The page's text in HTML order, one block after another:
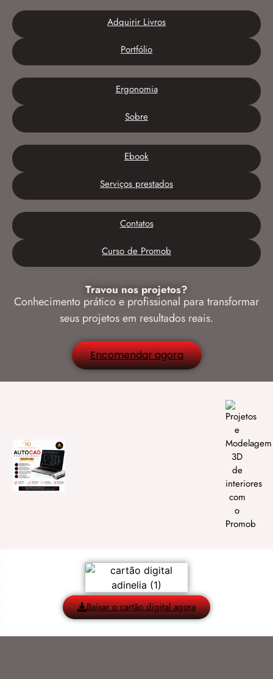
Adquirir Livros
Portfólio
Ergonomia
Sobre
Ebook
Serviços prestados
Contatos
Curso de Promob
Travou nos projetos?
Conhecimento prático e profissional para transformar
seus projetos em resultados reais.
Encomendar agora
Baixar o cartão digital agora